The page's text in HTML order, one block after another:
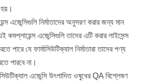
হয়।
এজেন্সিগুলি নির্মাতাদের অনুসরণ করার জন্য মান
এজেন্সিগুলি তাদের এটি করার লাইসেন্স
পারে যে ফার্মাসিউটিক্যাল নির্মাতারা তাদের পণ্য
পারবে না।
এজেন্সি উৎপাদিত ওষুধের QA বিশ্লেষণ